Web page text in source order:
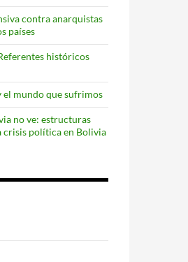
contra anarquistas
países
históricos
el mundo que sufrimos
no ve: estructuras
crisis política en Bolivia